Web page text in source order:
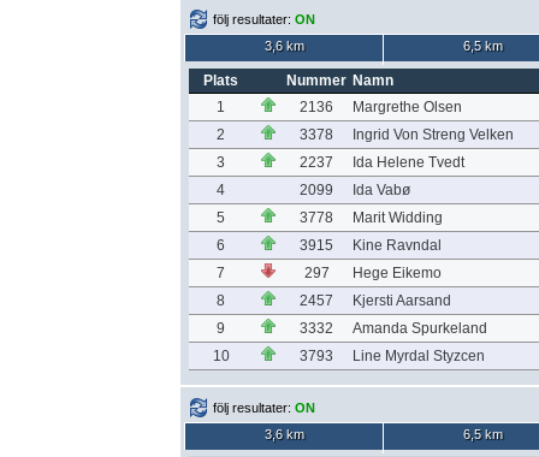
följ resultater: ON
3,6 km
6,5 km
Plats Nummer Namn
1
2136
Margrethe Olsen
2
3378
Ingrid Von Streng Velken
3
2237
Ida Helene Tvedt
4
2099
Ida Vabø
5
3778
Marit Widding
6
3915
Kine Ravndal
7
297
Hege Eikemo
8
2457
Kjersti Aarsand
9
3332
Amanda Spurkeland
10
3793 Line Myrdal Styzcen
följ resultater: ON
3,6 km
6,5 km